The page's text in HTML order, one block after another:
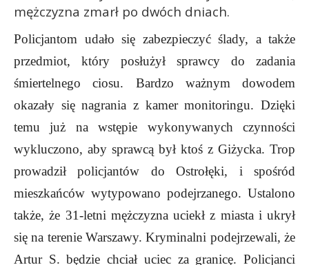
mężczyzna zmarł po dwóch dniach.
Policjantom udało się zabezpieczyć ślady, a także
przedmiot, który posłużył sprawcy do zadania
śmiertelnego ciosu. Bardzo ważnym dowodem
okazały się nagrania z kamer monitoringu. Dzięki
temu już na wstępie wykonywanych czynności
wykluczono, aby sprawcą był ktoś z Giżycka. Trop
prowadził policjantów do Ostrołęki, i spośród
mieszkańców wytypowano podejrzanego. Ustalono
także, że 31-letni mężczyzna uciekł z miasta i ukrył
się na terenie Warszawy. Kryminalni podejrzewali, że
Artur S. będzie chciał uciec za granicę. Policjanci